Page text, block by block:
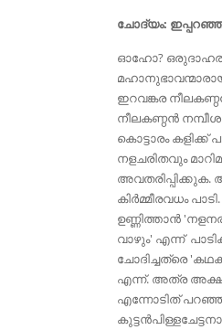
ചോദ്യം:
ഓഹോ?
ഇറവങ്കര
നീലകണ്ഠന്‍
കൊട്ടാരം
നളചരിതവും
അവതരിപ്പിക്കുക.
കിർമ്മീരവധം
ഉണ്ണിത്താന്‍
വാഴും' എന്ന്
ചോദിച്ചത്രെ
എന്ന്. അത്ര
എന്നോടിത്